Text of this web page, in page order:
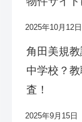
2025年10月12日
角田美規
中学校？
査！
2025年9月15日